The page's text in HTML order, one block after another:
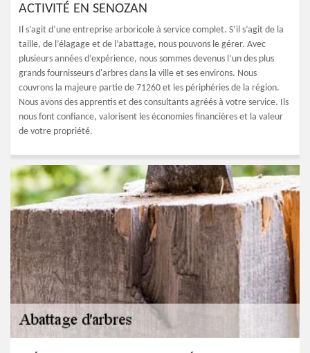
ACTIVITÉ EN SENOZAN
Il s’agit d’une entreprise arboricole à service complet. S’il s’agit de la
taille, de l’élagage et de l’abattage, nous pouvons le gérer. Avec
plusieurs années d’expérience, nous sommes devenus l’un des plus
grands fournisseurs d'arbres dans la ville et ses environs. Nous
couvrons la majeure partie de 71260 et les périphéries de la région.
Nous avons des apprentis et des consultants agréés à votre service. Ils
nous font confiance, valorisent les économies financières et la valeur
de votre propriété.